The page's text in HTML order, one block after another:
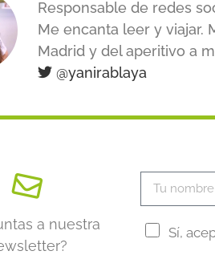
Responsable de redes
Me encanta leer y viajar.
Madrid y del aperitivo a
@yanirablaya
a nuestra
Sí,